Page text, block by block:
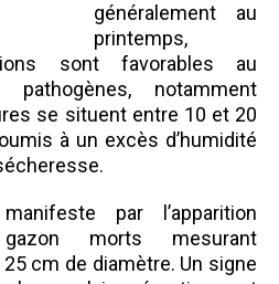
généralement au
printemps,
sont favorables au
pathogènes, notamment
se situent entre 10 et 20
à un excès d’humidité
par l’apparition
morts mesurant
cm de diamètre. Un signe